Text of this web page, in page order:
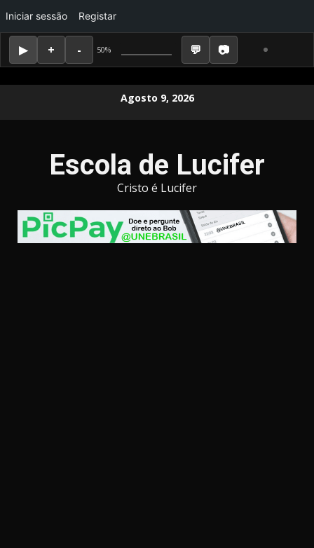
50%
Iniciar sessão Registar
Agosto 9, 2026
Escola de Lucifer
Cristo é Lucifer